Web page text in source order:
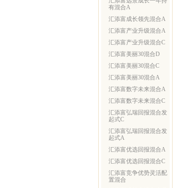
有混合A
汇添富成长领先混合A
汇添富产业升级混合A
汇添富产业升级混合C
汇添富美丽30混合D
汇添富美丽30混合C
汇添富美丽30混合A
汇添富数字未来混合A
汇添富数字未来混合C
汇添富弘瑞回报混合发
起式C
汇添富弘瑞回报混合发
起式A
汇添富优选回报混合A
汇添富优选回报混合C
汇添富竞争优势灵活配
置混合